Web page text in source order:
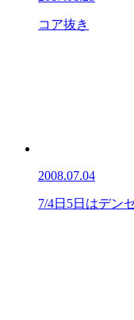
コア抜き
2008.07.04
7/4日5日はデン